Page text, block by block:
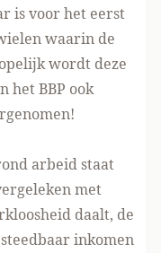
is voor het eerst
waarin de
wordt deze
het BBP ook
arbeid staat
met
daalt, de
inkomen